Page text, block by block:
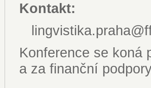
Kontakt:
Konference se koná
a za finanční